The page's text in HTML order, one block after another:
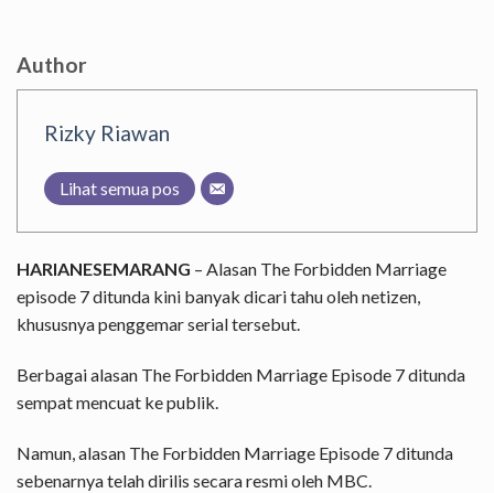
Author
Rizky Riawan
Lihat semua pos
HARIANESEMARANG – Alasan The Forbidden Marriage
episode 7 ditunda kini banyak dicari tahu oleh netizen,
khususnya penggemar serial tersebut.
Berbagai alasan The Forbidden Marriage Episode 7 ditunda
sempat mencuat ke publik.
Namun, alasan The Forbidden Marriage Episode 7 ditunda
sebenarnya telah dirilis secara resmi oleh MBC.